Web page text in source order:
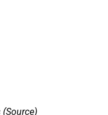
(Source)